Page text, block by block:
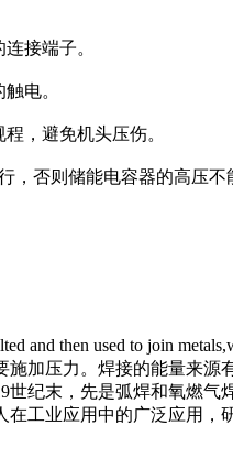
接端子。
电。
，避免机头压伤。
否则储能电容器的高压不
and then used to join me
加压力。焊接的能量来
纪末，先是弧焊和氧燃
工业应用中的广泛应用